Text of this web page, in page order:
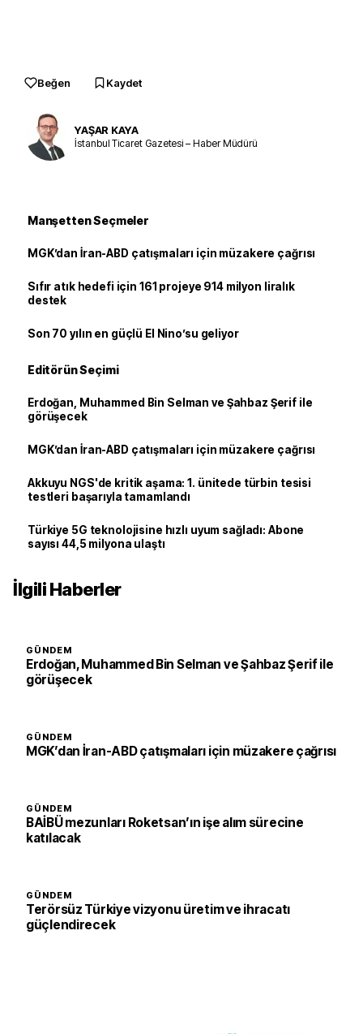
Beğen Kaydet
YAŞAR KAYA
İstanbul Ticaret Gazetesi – Haber Müdürü
Manşetten Seçmeler
MGK’dan İran-ABD çatışmaları için müzakere çağrısı
Sıfır atık hedefi için 161 projeye 914 milyon liralık
destek
Son 70 yılın en güçlü El Nino’su geliyor
Editörün Seçimi
Erdoğan, Muhammed Bin Selman ve Şahbaz Şerif ile
görüşecek
MGK’dan İran-ABD çatışmaları için müzakere çağrısı
Akkuyu NGS'de kritik aşama: 1. ünitede türbin tesisi
testleri başarıyla tamamlandı
Türkiye 5G teknolojisine hızlı uyum sağladı: Abone
sayısı 44,5 milyona ulaştı
İlgili Haberler
GÜNDEM
Erdoğan, Muhammed Bin Selman ve Şahbaz Şerif ile
görüşecek
GÜNDEM
MGK’dan İran-ABD çatışmaları için müzakere çağrısı
GÜNDEM
BAİBÜ mezunları Roketsan’ın işe alım sürecine
katılacak
GÜNDEM
Terörsüz Türkiye vizyonu üretim ve ihracatı
güçlendirecek